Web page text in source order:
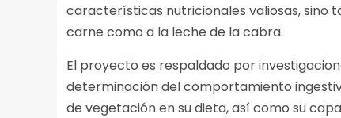
características nutricionales valiosas, sino
carne como a la leche de la cabra.
El proyecto es respaldado por
determinación del comportamiento
de vegetación en su dieta, así como su